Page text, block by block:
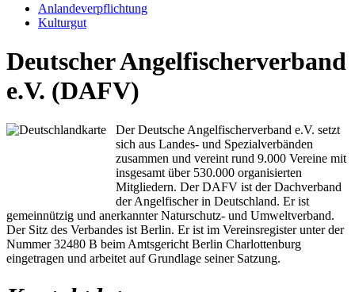
Anlandeverpflichtung
Kulturgut
Deutscher Angelfischerverband
e.V. (DAFV)
Der Deutsche Angelfischerverband e.V. setzt
sich aus Landes- und Spezialverbänden
zusammen und vereint rund 9.000 Vereine mit
insgesamt über 530.000 organisierten
Mitgliedern. Der DAFV ist der Dachverband
der Angelfischer in Deutschland. Er ist
gemeinnützig und anerkannter Naturschutz- und Umweltverband.
Der Sitz des Verbandes ist Berlin. Er ist im Vereinsregister unter der
Nummer 32480 B beim Amtsgericht Berlin Charlottenburg
eingetragen und arbeitet auf Grundlage seiner Satzung.